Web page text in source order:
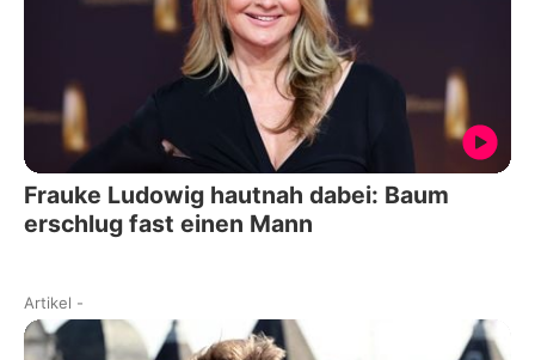
Frauke Ludowig hautnah dabei: Baum
erschlug fast einen Mann
Artikel -